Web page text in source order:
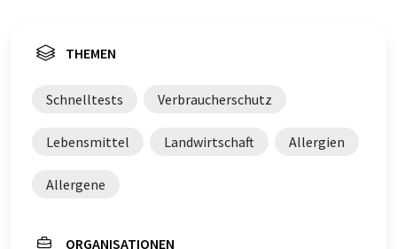
THEMEN
Schnelltests Verbraucherschutz
Lebensmittel Landwirtschaft Allergien
Allergene
ORGANISATIONEN